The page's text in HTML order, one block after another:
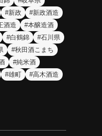
#新政
#新政酒造
酒造
#本醸造酒
#白鶴錦
#石川県
#秋田酒こまち
#純米酒
#雄町
#高木酒造